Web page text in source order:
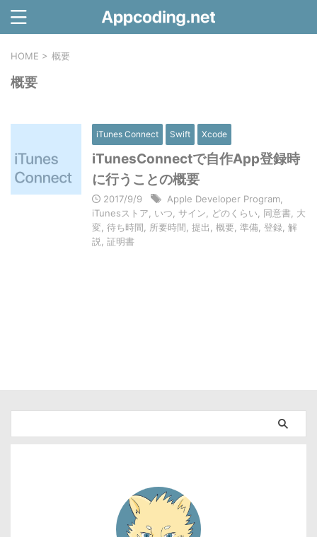
HOME > 概要
概要
iTunes Connect Swift Xcode
iTunesConnectで自作App登録時
に行うことの概要
2017/9/9 Apple Developer Program
iTunesストア
いつ サイン どのくらい 同意書 大
変 待ち時間 所要時間 提出 概要 準備 登録 解
説
証明書